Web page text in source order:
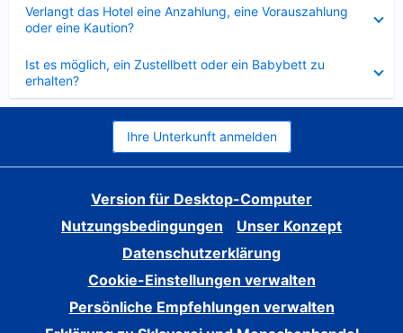
Verlangt das Hotel eine Anzahlung, eine Vorauszahlung
oder eine Kaution?
Ist es möglich, ein Zustellbett oder ein Babybett zu
erhalten?
Ihre Unterkunft anmelden
Version für Desktop-Computer
Nutzungsbedingungen
Unser Konzept
Datenschutzerklärung
Cookie-Einstellungen verwalten
Persönliche Empfehlungen verwalten